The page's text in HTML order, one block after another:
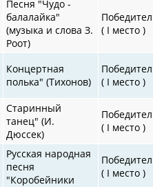
Песня "Чудо -
балалайка"
(музыка и слова З.
Роот)
( I место )
Концертная
полька" (Тихонов)
( I место )
Старинный
танец" (И.
Дюссек)
( I место )
Русская народная
песня
"Коробейники
( I место )